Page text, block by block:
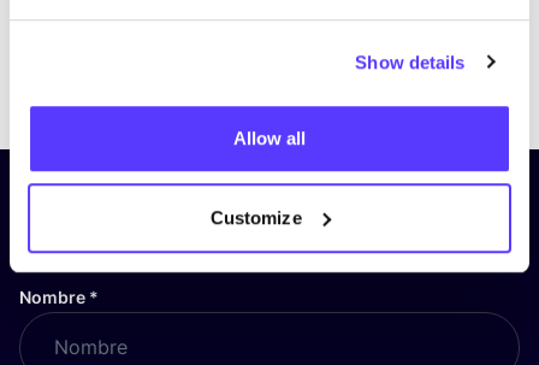
Show details
Allow all
Customize
PreviousNext
¡Suscríbete a nuestro boletín
y mantente informado!
Nombre *